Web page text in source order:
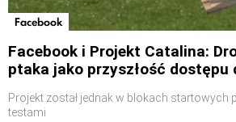
Facebook
Facebook i Projekt Catalina:
ptaka jako przyszłość dostępu
Projekt został jednak w blokach startowych
testami